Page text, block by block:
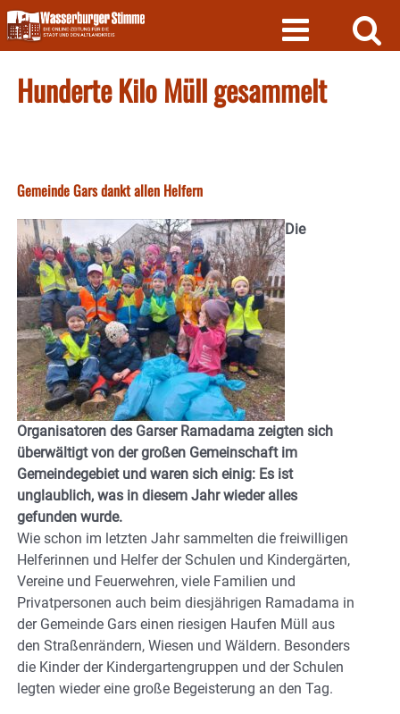
Skip
to
content
Hunderte Kilo Müll gesammelt
Gemeinde Gars dankt allen Helfern
Die
Organisatoren des Garser Ramadama zeigten sich
überwältigt von der großen Gemeinschaft im
Gemeindegebiet und waren sich einig: Es ist
unglaublich, was in diesem Jahr wieder alles
gefunden wurde.
Wie schon im letzten Jahr sammelten die freiwilligen
Helferinnen und Helfer der Schulen und Kindergärten,
Vereine und Feuerwehren, viele Familien und
Privatpersonen auch beim diesjährigen Ramadama in
der Gemeinde Gars einen riesigen Haufen Müll aus
den Straßenrändern, Wiesen und Wäldern. Besonders
die Kinder der Kindergartengruppen und der Schulen
legten wieder eine große Begeisterung an den Tag.